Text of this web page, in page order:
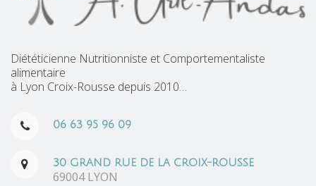
Diététicienne Nutritionniste et Comportementaliste
alimentaire
à Lyon Croix-Rousse depuis 2010…
06 63 95 96 09
30 GRAND RUE DE LA CROIX-ROUSSE
69004 LYON